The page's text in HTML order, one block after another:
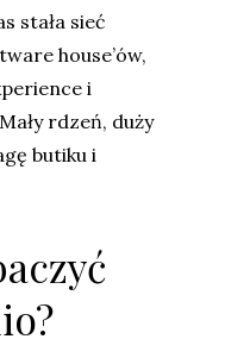
stała sieć
house’ów,
i
rdzeń, duży
butiku i